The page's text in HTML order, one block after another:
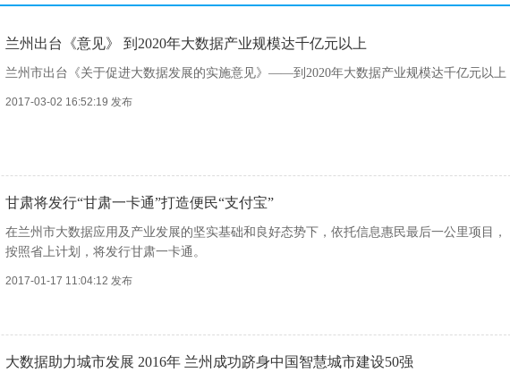
兰州出台《意见》 到2020年大数据产业规模达千亿元以上
兰州市出台《关于促进大数据发展的实施意见》——到2020年大数据产业规模达千亿元以上
2017-03-02 16:52:19 发布
甘肃将发行“甘肃一卡通”打造便民“支付宝”
在兰州市大数据应用及产业发展的坚实基础和良好态势下，依托信息惠民最后一公里项目，
按照省上计划，将发行甘肃一卡通。
2017-01-17 11:04:12 发布
大数据助力城市发展 2016年 兰州成功跻身中国智慧城市建设50强